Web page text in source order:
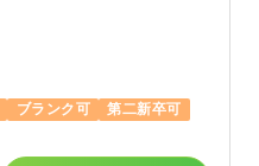
ブランク可
第二新卒可